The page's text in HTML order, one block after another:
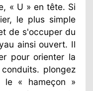
« U » en tête. Si
le plus simple
de s'occuper du
ainsi ouvert. Il
pour orienter la
conduits. plongez
le « hameçon »